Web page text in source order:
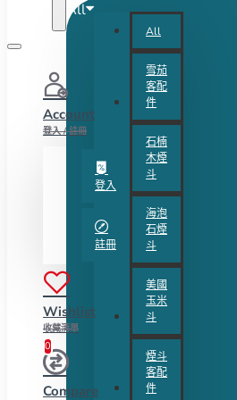
All
All
雪茄
客配
件
石楠
木煙
斗
海泡
石煙
斗
美國
玉米
斗
煙斗
客配
件
Account
登入 / 註冊
登入
註冊
Wishlist
收藏清單
0
Compare